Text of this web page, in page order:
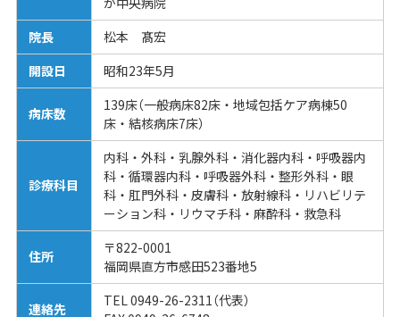
院長
松本 髙宏
開設日
昭和23年5月
病床数
139床（一般病床82床・地域包括ケア病棟50
床・結核病床7床）
診療科目
内科・外科・乳腺外科・消化器内科・呼吸器内
科・循環器内科・呼吸器外科・整形外科・眼
科・肛門外科・皮膚科・放射線科・リハビリテ
ーション科・リウマチ科・麻酔科・救急科
住所
〒822-0001
福岡県直方市感田523番地5
連絡先
TEL 0949-26-2311（代表）